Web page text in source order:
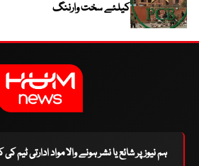
کیلئے سخت وارننگ
ہم نیوز پر شائع یا نشر ہونے والا مواد ادارتی ٹیم